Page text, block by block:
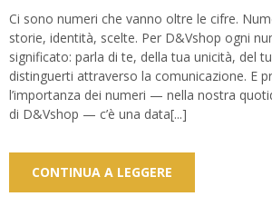
Ci sono numeri che vanno oltre le cifre.
storie, identità, scelte. Per D&Vshop ogni
significato: parla di te, della tua unicità, del
distinguerti attraverso la comunicazione. E
l’importanza dei numeri — nella nostra
di D&Vshop — c’è una data[...]
CONTINUA A LEGGERE